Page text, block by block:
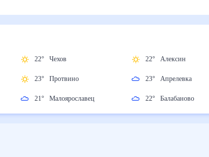
22° Чехов
23° Протвино
21° Малоярославец
22° Алексин
23° Апрелевка
22° Балабаново